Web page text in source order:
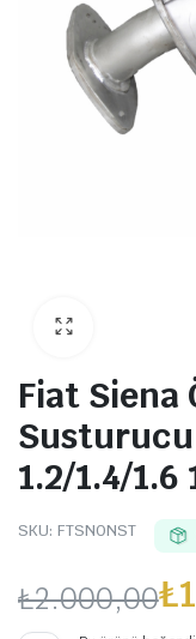
Fiat Siena
1.2/1.4/1.6
SKU: FTSNONST
₺2.000,00₺